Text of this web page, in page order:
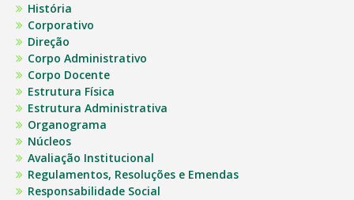
História
Corporativo
Direção
Corpo Administrativo
Corpo Docente
Estrutura Física
Estrutura Administrativa
Organograma
Núcleos
Avaliação Institucional
Regulamentos, Resoluções e Emendas
Responsabilidade Social